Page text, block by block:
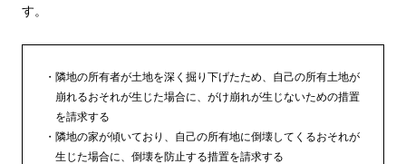
す。
隣地の所有者が土地を深く掘り下げたため、自己の所有土地が
崩れるおそれが生じた場合に、がけ崩れが生じないための措置
を請求する
隣地の家が傾いており、自己の所有地に倒壊してくるおそれが
生じた場合に、倒壊を防止する措置を請求する